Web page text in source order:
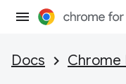
Docs Chrome